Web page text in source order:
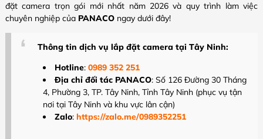
đặt camera trọn gói mới nhất năm 2026 và quy trình làm việc
chuyên nghiệp của PANACO ngay dưới đây!
Thông tin dịch vụ lắp đặt camera tại Tây Ninh:
Hotline: 0989 352 251
Địa chỉ đối tác PANACO: Số 126 Đường 30 Tháng
4, Phường 3, TP. Tây Ninh, Tỉnh Tây Ninh (phục vụ tận
nơi tại Tây Ninh và khu vực lân cận)
Zalo: https://zalo.me/0989352251